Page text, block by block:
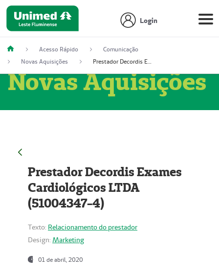
Login
Acesso Rápido
Comunicação
Novas Aquisições
Prestador Decordis Exames Cardiológicos LTDA (51004347-4)
Novas Aquisições
Prestador Decordis Exames
Cardiológicos LTDA
(51004347-4)
Texto: Relacionamento do prestador
Design: Marketing
01 de abril, 2020